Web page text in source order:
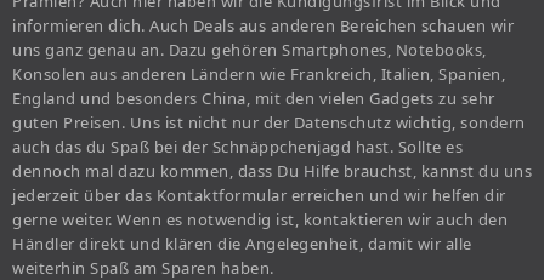
informieren dich. Auch Deals aus anderen Bereichen schauen wir
uns ganz genau an. Dazu gehören Smartphones, Notebooks,
Konsolen aus anderen Ländern wie Frankreich, Italien, Spanien,
England und besonders China, mit den vielen Gadgets zu sehr
guten Preisen. Uns ist nicht nur der Datenschutz wichtig, sondern
auch das du Spaß bei der Schnäppchenjagd hast. Sollte es
dennoch mal dazu kommen, dass Du Hilfe brauchst, kannst du uns
jederzeit über das Kontaktformular erreichen und wir helfen dir
gerne weiter. Wenn es notwendig ist, kontaktieren wir auch den
Händler direkt und klären die Angelegenheit, damit wir alle
weiterhin Spaß am Sparen haben.